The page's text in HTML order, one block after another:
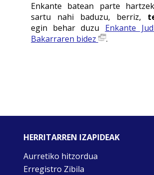
Enkante batean parte
sartu nahi baduzu, berriz,
egin behar duzu Enkante
Bakarraren bidez
.
HERRITARREN IZAPIDEAK
Aurretiko hitzordua
Erregistro Zibila